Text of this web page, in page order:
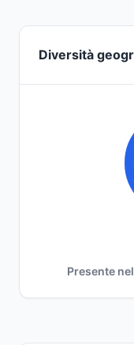
Diversità
Presente